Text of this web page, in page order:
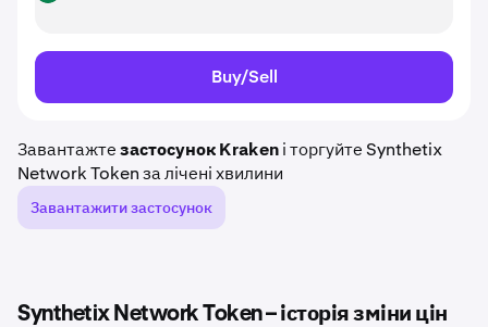
Buy/Sell
Завантажтезастосунок Krakenі торгуйте Synthetix
Network Token за лічені хвилини
Завантажити застосунок
Synthetix Network Token – історія зміни цін